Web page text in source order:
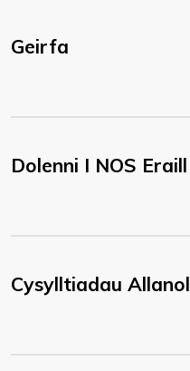
Geirfa
Dolenni I NOS Eraill
Cysylltiadau Allanol